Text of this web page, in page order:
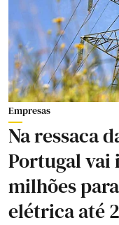
Empresas
Na ressaca
Portugal vai
milhões
elétrica até